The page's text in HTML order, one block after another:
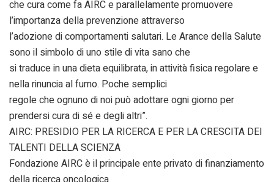
che cura come fa AIRC e parallelamente promuovere
l’importanza della prevenzione attraverso
l’adozione di comportamenti salutari. Le Arance della Salute
sono il simbolo di uno stile di vita sano che
si traduce in una dieta equilibrata, in attività fisica regolare e
nella rinuncia al fumo. Poche semplici
regole che ognuno di noi può adottare ogni giorno per
prendersi cura di sé e degli altri”.
AIRC: PRESIDIO PER LA RICERCA E PER LA CRESCITA DEI
TALENTI DELLA SCIENZA
Fondazione AIRC è il principale ente privato di finanziamento